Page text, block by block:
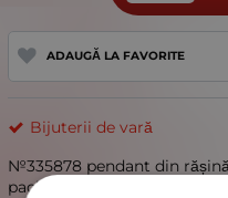
ADAUGĂ LA FAVORITE
Bijuterii de vară
№335878 pendant din
pack 2 pcs